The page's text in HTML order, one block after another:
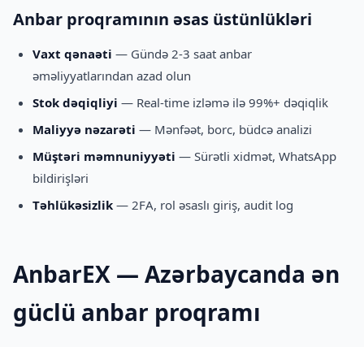
Anbar proqramının əsas üstünlükləri
Vaxt qənaəti — Gündə 2-3 saat anbar
əməliyyatlarından azad olun
Stok dəqiqliyi — Real-time izləmə ilə 99%+ dəqiqlik
Maliyyə nəzarəti — Mənfəət, borc, büdcə analizi
Müştəri məmnuniyyəti — Sürətli xidmət, WhatsApp
bildirişləri
Təhlükəsizlik — 2FA, rol əsaslı giriş, audit log
AnbarEX — Azərbaycanda ən
güclü anbar proqramı